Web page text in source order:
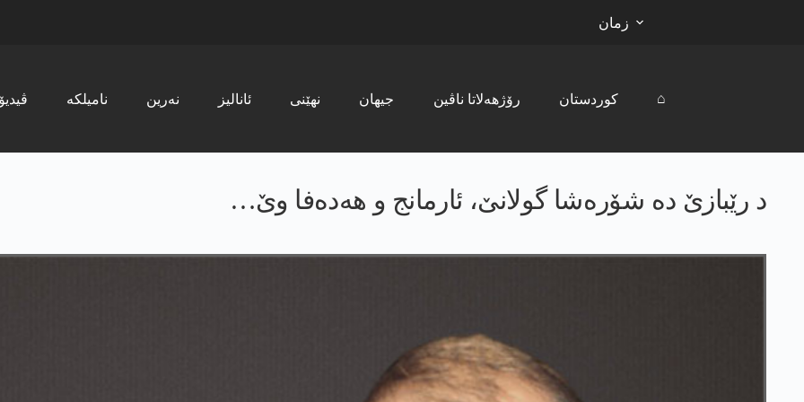
زمان
ڤیدیۆ نامیلکە نەرین ئانالیز نھێنی جیھان رۆژھەلاتا ناڤین کوردستان ⌂
د رێبازێ دە شۆرەشا گولانێ، ئارمانج و ھەدەفا وێ…